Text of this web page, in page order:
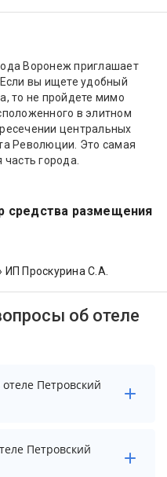
Воронеж приглашает
вы ищете удобный
то не пройдете мимо
в элитном
центральных
Революции. Это самая
часть города.
средства размещения
ИП Проскурина С.А.
об отеле
Петровский
Петровский пассаж
увидеть
Петровский